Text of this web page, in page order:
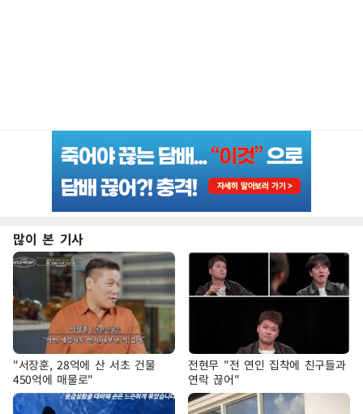
많이 본 기사
"서장훈, 28억에 산 서초 건물
450억에 매물로"
전현무 "전 연인 집착에 친구들과
연락 끊어"